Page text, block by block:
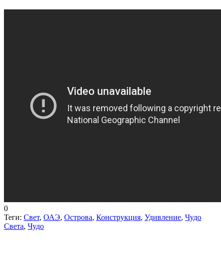
0
Теги: Свет, ОАЭ, Острова, Конструкция, Удивление, Чудо
Света, Чудо